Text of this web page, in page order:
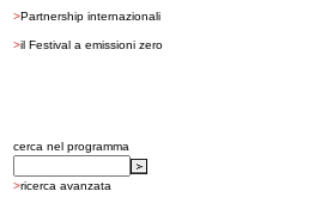
>Partnership internazionali
>il Festival a emissioni zero
cerca nel programma
>ricerca avanzata